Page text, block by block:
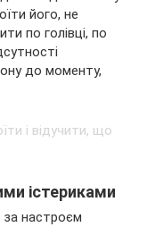
його, не
по голівці, по
до моменту,
істериками
за настроєм